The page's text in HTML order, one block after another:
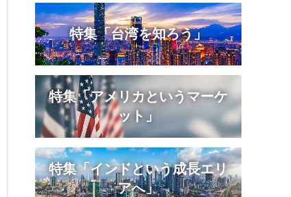
特集「台湾を知ろう」
特集「アメリカというマーケ
ット」
特集「インドという成長エリ
アへ」